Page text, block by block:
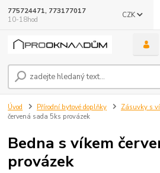
CZK
775724471, 773177017
10-18hod
Úvod Přírodní bytové doplňky Zásuvky s
červená sada 5ks provázek
Bedna s víkem
provázek